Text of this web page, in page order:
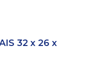
32 x 26 x